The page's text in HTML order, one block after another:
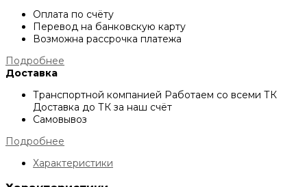
Оплата по счёту
Перевод на банковскую карту
Возможна рассрочка платежа
Подробнее
Доставка
Транспортной компанией Работаем со всеми ТК
Доставка до ТК за наш счёт
Самовывоз
Подробнее
Характеристики